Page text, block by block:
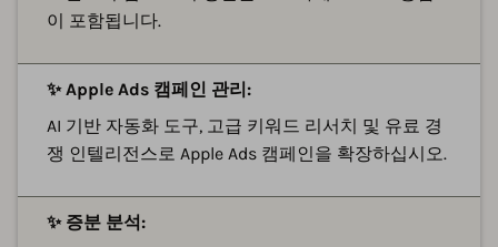
이 포함됩니다.
✨ Apple Ads 캠페인 관리:
AI 기반 자동화 도구, 고급 키워드 리서치 및 유료 경
쟁 인텔리전스로 Apple Ads 캠페인을 확장하십시오.
✨ 증분 분석: